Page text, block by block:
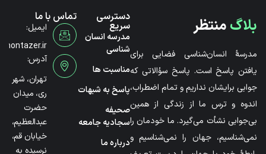
بلاگمنتظر
مدرسۀ انسان‌شناسی فضایی برای
یافتن پاسخ است. پاسخ سؤالاتی که
جوابی برایشان نداریم و تمام اضطراب،
اندوه و ترس ما از زندگی از همین
بی‌جوابی نشأت می‌گیرد. ما خودمان را
نمی‌شناسیم، جهان را نمی‌شناسیم و
دسترسی
سریع
مدرسه انسان
شناسی
مناسبت ها
پاسخ به شبهات
صحیفه
سجادیه جامعه
درباره ما
تماس با ما
ایمیل:
آدرس:
تهران، شهر
ری، میدان
حضرت
عبدالعظیم،
خیابان قم،
نرسیده به